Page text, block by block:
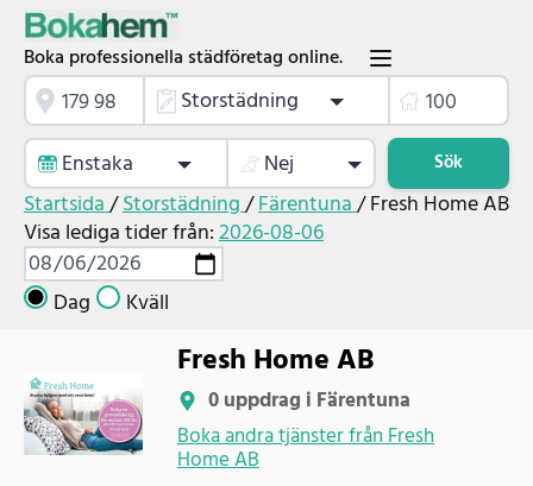
Boka professionella städföretag online.
Storstädning
Enstaka
Nej Sök
Startsida/Storstädning/Färentuna/Fresh Home AB
Visa lediga tider från:2026-08-06
Dag Kväll
Fresh Home AB
0 uppdrag i Färentuna
Boka andra tjänster från Fresh
Home AB